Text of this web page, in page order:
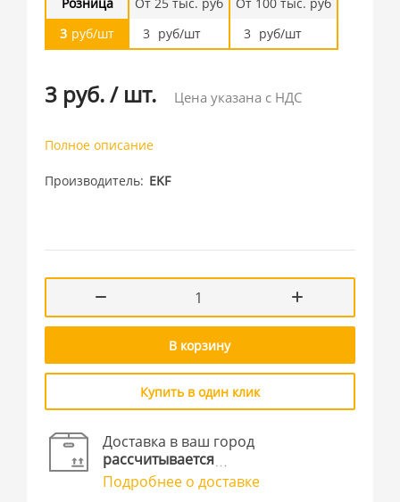
3 руб/шт
3 руб/шт
3 руб/шт
3 руб./ шт. Цена указана с НДС
Полное описание
Производитель EKF
В корзину
Купить в один клик
Доставка в ваш город
рассчитывается
Подробнее о доставке